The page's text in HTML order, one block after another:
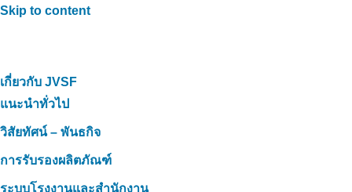
Skip to content
เกี่ยวกับ JVSF
แนะนำทั่วไป
วิสัยทัศน์ – พันธกิจ
การรับรองผลิตภัณฑ์
ระบบโรงงานและสำนักงาน